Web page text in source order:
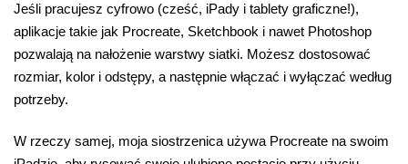
Jeśli pracujesz cyfrowo (cześć, iPady i tablety graficzne!),
aplikacje takie jak Procreate, Sketchbook i nawet Photoshop
pozwalają na nałożenie warstwy siatki. Możesz dostosować
rozmiar, kolor i odstępy, a następnie włączać i wyłączać według
potrzeby.
W rzeczy samej, moja siostrzenica używa Procreate na swoim